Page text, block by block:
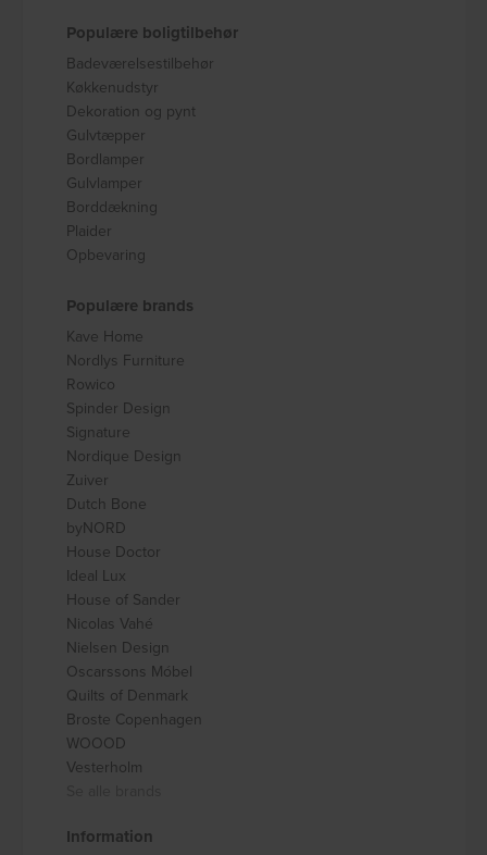
Populære boligtilbehør
Badeværelsestilbehør
Køkkenudstyr
Dekoration og pynt
Gulvtæpper
Bordlamper
Gulvlamper
Borddækning
Plaider
Opbevaring
Populære brands
Kave Home
Nordlys Furniture
Rowico
Spinder Design
Signature
Nordique Design
Zuiver
Dutch Bone
byNORD
House Doctor
Ideal Lux
House of Sander
Nicolas Vahé
Nielsen Design
Oscarssons Móbel
Quilts of Denmark
Broste Copenhagen
WOOOD
Vesterholm
Information